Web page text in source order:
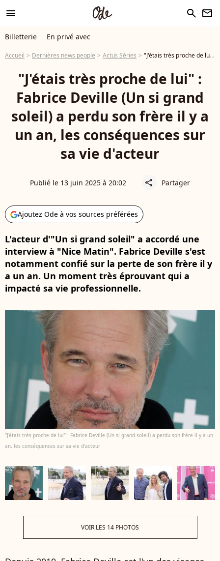
menu search newsletter
Billetterie En privé avec
Accueil Dernières news people Actus Séries "J'étais très proche de lui" : Fabrice Deville (Un si grand soleil) a perdu son frère il y a un an, les conséquences sur sa vie d'acteur
"J'étais très proche de lui" :
Fabrice Deville (Un si grand
soleil) a perdu son frère il y a
un an, les conséquences sur
sa vie d'acteur
Publié le 13 juin 2025 à 20:02 share Partager
Ajoutez Ode à vos sources préférées
L'acteur d'"Un si grand soleil" a accordé une
interview à "Nice Matin". Fabrice Deville s'est
notamment confié sur la perte de son frère il y
a un an. Un moment très éprouvant qui a
impacté sa vie professionnelle.
"J'étais très proche de lui" : Fabrice Deville (Un si grand soleil) a perdu son frère il y a un
an, les conséquences sur sa vie d'acteur
VOIR LES 14 PHOTOS